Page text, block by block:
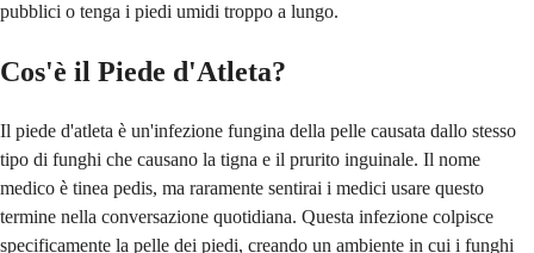
pubblici o tenga i piedi umidi troppo a lungo.
Cos'è il Piede d'Atleta?
Il piede d'atleta è un'infezione fungina della pelle causata dallo stesso
tipo di funghi che causano la tigna e il prurito inguinale. Il nome
medico è tinea pedis, ma raramente sentirai i medici usare questo
termine nella conversazione quotidiana. Questa infezione colpisce
specificamente la pelle dei piedi, creando un ambiente in cui i funghi